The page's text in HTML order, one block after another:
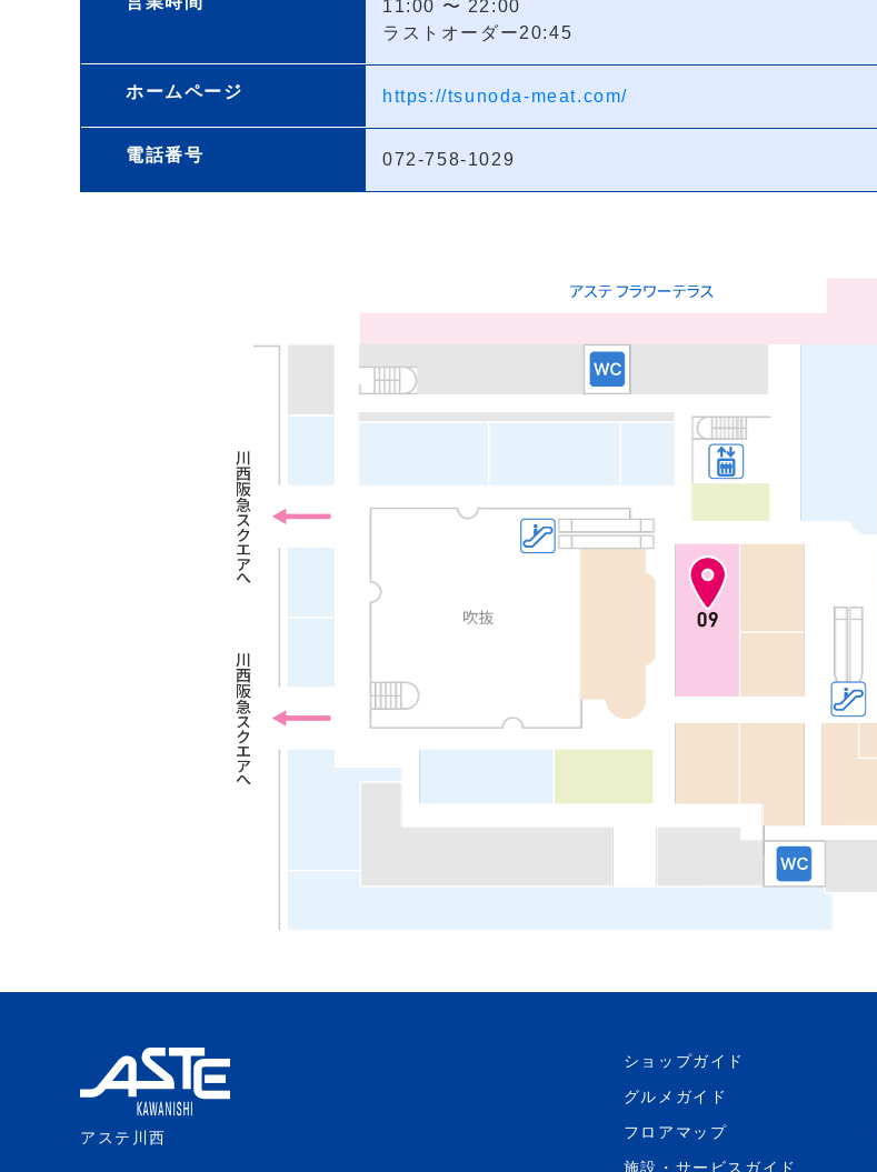
11:00 〜 22:00
ラストオーダー20:45
ホームページ https://tsunoda-meat.com/
電話番号 072-758-1029
アステ川西
ショップガイド
グルメガイド
フロアマップ
施設・サービスガイド